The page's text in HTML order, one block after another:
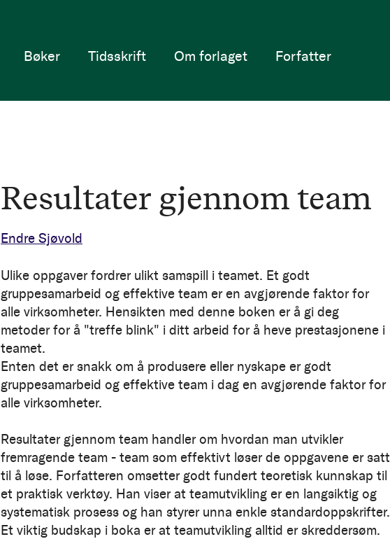
Hjem
Bøker Tidsskrift Om forlaget Forfatter
Resultater gjennom team
Endre Sjøvold
Ulike oppgaver fordrer ulikt samspill i teamet. Et godt
gruppesamarbeid og effektive team er en avgjørende faktor for
alle virksomheter. Hensikten med denne boken er å gi deg
metoder for å "treffe blink" i ditt arbeid for å heve prestasjonene i
teamet.
Enten det er snakk om å produsere eller nyskape er godt
gruppesamarbeid og effektive team i dag en avgjørende faktor for
alle virksomheter.
Resultater gjennom team handler om hvordan man utvikler
fremragende team - team som effektivt løser de oppgavene er satt
til å løse. Forfatteren omsetter godt fundert teoretisk kunnskap til
et praktisk verktøy. Han viser at teamutvikling er en langsiktig og
systematisk prosess og han styrer unna enkle standardoppskrifter.
Et viktig budskap i boka er at teamutvikling alltid er skreddersøm.